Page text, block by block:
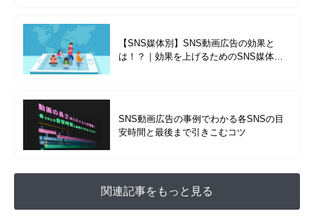
【SNS媒体別】SNS動画広告の効果と
は！？｜効果を上げるためのSNS媒体ご
SNS動画広告の事例でわかる各SNSの目
安時間と最後まで引きこむコツ
関連記事をもっと見る